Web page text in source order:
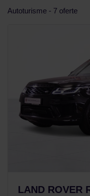
Autoturisme - 7 oferte
LAND ROVER